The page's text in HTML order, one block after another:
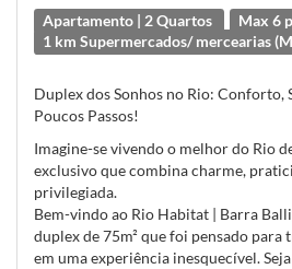
Apartamento | 2 Quartos
Max 6
1 km Supermercados/ mercearias
Duplex dos Sonhos no Rio: Conforto,
Poucos Passos!
Imagine-se vivendo o melhor do Rio
exclusivo que combina charme,
privilegiada.
Bem-vindo ao Rio Habitat | Barra
duplex de 75m² que foi pensado para
em uma experiência inesquecível.